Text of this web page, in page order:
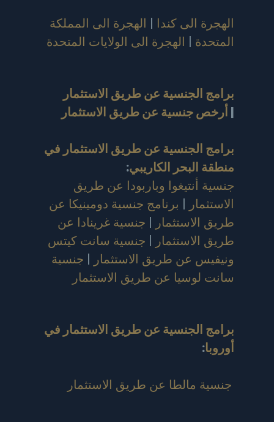
الهجرة الى كندا | الهجرة الى المملكة
المتحدة | الهجرة الى الولايات المتحدة
برامج الجنسية عن طريق الاستثمار
|أرخص جنسية عن طريق الاستثمار
برامج الجنسية عن طريق الاستثمار في
منطقة البحر الكاريبي:
جنسية أنتيغوا وباربودا عن طريق
الاستثمار | برنامج جنسية دومينيكا عن
طريق الاستثمار | جنسية غرينادا عن
طريق الاستثمار | جنسية سانت كيتس
ونيفيس عن طريق الاستثمار | جنسية
سانت لوسيا عن طريق الاستثمار
برامج الجنسية عن طريق الاستثمار في
أوروبا:
جنسية مالطا عن طريق الاستثمار